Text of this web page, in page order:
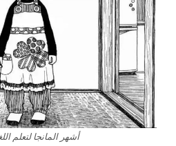
أشهر المانجا لتعلم